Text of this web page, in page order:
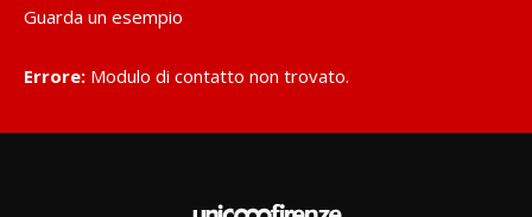
Guarda un esempio
Errore: Modulo di contatto non trovato.